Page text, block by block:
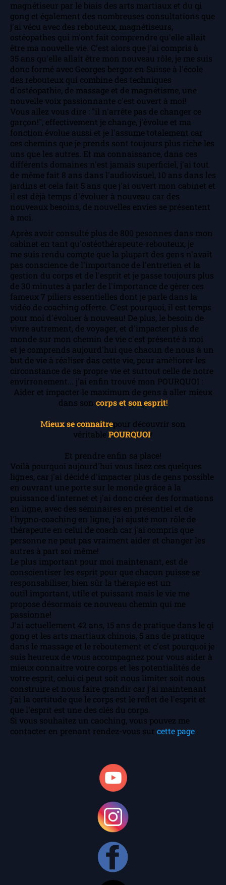
magnétiseur par le biais des arts martiaux et du qi
gong et également des nombreuses consultations que
j'ai vécu avec des rebouteux, magnétiseurs,
ostéopathes qui m'ont fait comprendre qu'elle allait
être ma nouvelle vie. C'est alors que j'ai compris à
35 ans qu'elle allait être mon nouveau rôle, je me suis
donc formé avec Georges bergoz en Suisse à l'école
des rebouteux qui combine des techniques
d'ostéopathie, de massage et de magnétisme, une
nouvelle voix passionnante c'est ouvert à moi!
Vous allez vous dire : "il n'arrête pas de changer ce
garçon!", effectivement je change, j'évolue et ma
fonction évolue aussi et je l'assume totalement car
ces chemins que je prends sont toujours plus riche les
uns que les autres. Et ma connaissance, dans ces
différents domaines n'est jamais superficiel, j'ai tout
de même fait 8 ans dans l'audiovisuel, 10 ans dans les
jardins et cela fait 5 ans que j'ai ouvert mon cabinet et
il est dèjà temps d'évoluer à nouveau car des
nouveaux besoins, de nouvelles envies se présentent
à moi.
Après avoir consulté plus de 800 pesonnes dans mon
cabinet en tant qu'ostéothérapeute-rebouteux, je
me suis rendu compte que la plupart des gens n'avait
pas conscience de l'importance de l'entretien et la
gestion du corps et de l'esprit et je passe toujours plus
de 30 minutes à parler de l'importance de gèrer ces
fameux 7 piliers essentielles dont je parle dans la
vidéo de coaching offerte. C'est pourquoi, il est temps
pour moi d'évoluer à nouveau! De plus, le besoin de
vivre autrement, de voyager, et d'impacter plus de
monde sur mon chemin de vie c'est présenté à moi
et je comprends aujourd'hui que chacun de nous à un
but de vie à réaliser das cette vie, pour amèliorer les
circonstance de sa propre vie et surtout celle de notre
envirronement... j'ai enfin trouvé mon POURQUOI :
Aider et impacter le maximum de gens à aller mieux
dans son corps et son esprit!
Mieux se connaitrepour découvrir son
véritablePOURQUOI!
Et prendre enfin sa place!
Voilà pourquoi aujourd'hui vous lisez ces quelques
lignes, car j'ai décidé d'impacter plus de gens possible
en ouvrant une porte sur le monde grâce à la
puissance d'internet et j'ai donc créer des formations
en ligne, avec des séminaires en présentiel et de
l'hypno-coaching en ligne, j'ai ajusté mon rôle de
thérapeute en celui de coach car j'ai compris que
personne ne peut pas vraiment aider et changer les
autres à part soi même!
Le plus important pour moi maintenant, est de
conscientiser les esprit pour que chacun puisse se
responsabiliser, bien sûr la thérapie est un
outil important, utile et puissant mais le vie me
propose désormais ce nouveau chemin qui me
passionne!
J'ai actuellement 42 ans, 15 ans de pratique dans le qi
gong et les arts martiaux chinois, 5 ans de pratique
dans le massage et le reboutement et c'est pourquoi je
suis heureux de vous accompagnez pour vous aider à
mieux connaitre votre corps et les potentialités de
votre esprit, celui ci peut soit nous limiter soit nous
construire et nous faire grandir car j'ai maintenant
j'ai la certitude que le corps est le reflet de l'esprit et
que l'esprit est une des clés du corps.
Si vous souhaitez un caoching, vous pouvez me
contacter en prenant rendez-vous sur cette page